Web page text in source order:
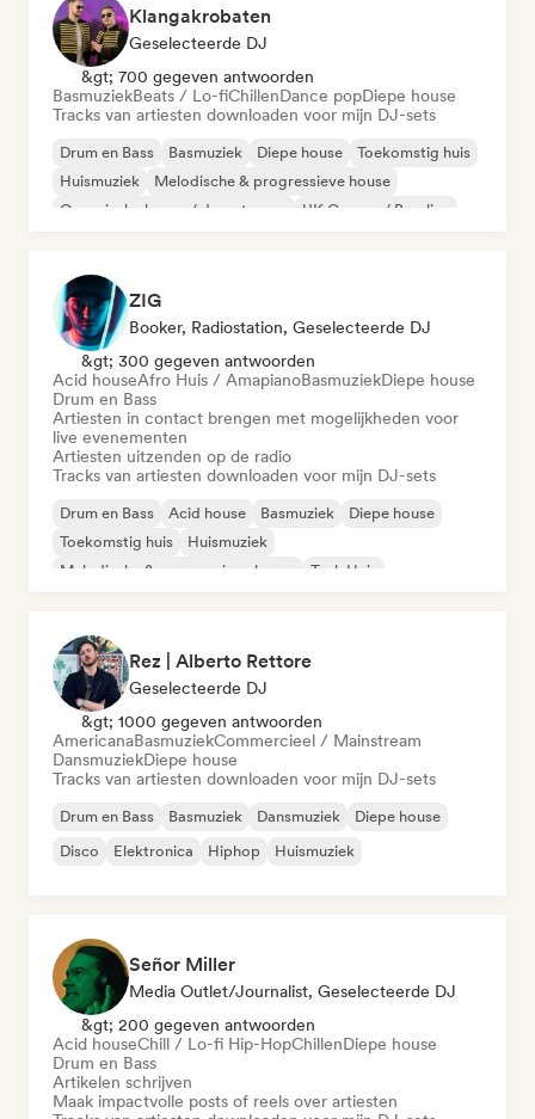
Klangakrobaten
Geselecteerde DJ
&gt; 700 gegeven antwoorden
BasmuziekBeats / Lo-fiChillenDance popDiepe house
Tracks van artiesten downloaden voor mijn DJ-sets
Drum en Bass Basmuziek Diepe house
Toekomstig huis
Huismuziek
Melodische & progressieve house
Organische house / downtempo
UK Garage / Bassline
ZIG
Booker, Radiostation, Geselecteerde DJ
&gt; 300 gegeven antwoorden
Acid houseAfro Huis / AmapianoBasmuziekDiepe house
Drum en Bass
Artiesten in contact brengen met mogelijkheden voor
live evenementen
Artiesten uitzenden op de radio
Tracks van artiesten downloaden voor mijn DJ-sets
Drum en Bass Acid house Basmuziek
Diepe house
Toekomstig huis
Huismuziek
Melodische & progressieve house
Tech Huis
Rez | Alberto Rettore
Geselecteerde DJ
&gt; 1000 gegeven antwoorden
AmericanaBasmuziekCommercieel / Mainstream
DansmuziekDiepe house
Tracks van artiesten downloaden voor mijn DJ-sets
Drum en Bass Basmuziek Dansmuziek
Diepe house
Disco
Elektronica Hiphop Huismuziek
Señor Miller
Media Outlet/Journalist, Geselecteerde DJ
&gt; 200 gegeven antwoorden
Acid houseChill / Lo-fi Hip-HopChillenDiepe house
Drum en Bass
Artikelen schrijven
Maak impactvolle posts of reels over artiesten